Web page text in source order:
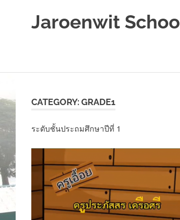
content
Jaroenwit
CATEGORY:GRADE1
ระดับชั้นประถมศึกษาปีที่ 1